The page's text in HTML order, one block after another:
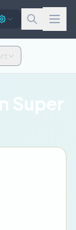
Super